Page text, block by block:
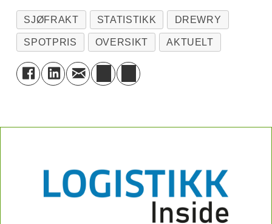
SJØFRAKT STATISTIKK DREWRY
SPOTPRIS OVERSIKT AKTUELT